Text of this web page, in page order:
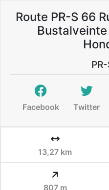
Route PR-S 66
Bustalveinte
Facebook Twitter
13,27 km
807 m